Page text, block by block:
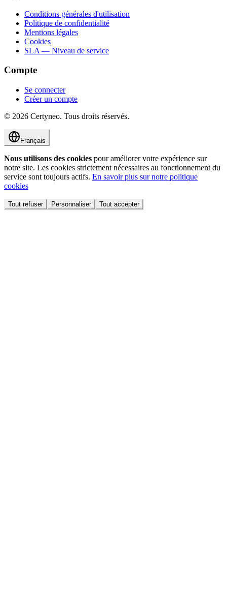
Conditions générales d'utilisation
Politique de confidentialité
Mentions légales
Cookies
SLA — Niveau de service
Compte
Se connecter
Créer un compte
© 2026 Certyneo. Tous droits réservés.
Français
Nous utilisons des cookies pour améliorer votre expérience sur
notre site. Les cookies strictement nécessaires au fonctionnement du
service sont toujours actifs. En savoir plus sur notre politique
cookies
Tout refuser Personnaliser Tout accepter